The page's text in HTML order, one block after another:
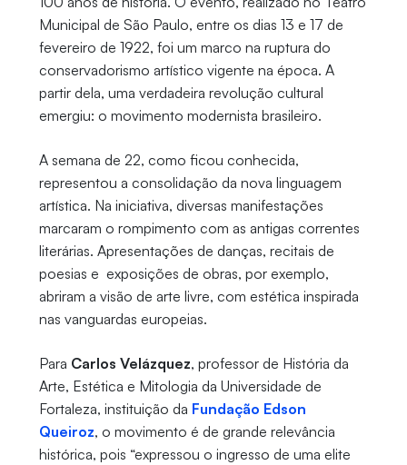
Municipal de São Paulo, entre os dias 13 e 17 de
fevereiro de 1922, foi um marco na ruptura do
conservadorismo artístico vigente na época. A
partir dela, uma verdadeira revolução cultural
emergiu: o movimento modernista brasileiro.
A semana de 22, como ficou conhecida,
representou a consolidação da nova linguagem
artística. Na iniciativa, diversas manifestações
marcaram o rompimento com as antigas correntes
literárias. Apresentações de danças, recitais de
poesias e exposições de obras, por exemplo,
abriram a visão de arte livre, com estética inspirada
nas vanguardas europeias.
Para Carlos Velázquez, professor de História da
Arte, Estética e Mitologia da Universidade de
Fortaleza, instituição da Fundação Edson
Queiroz, o movimento é de grande relevância
histórica, pois “expressou o ingresso de uma elite